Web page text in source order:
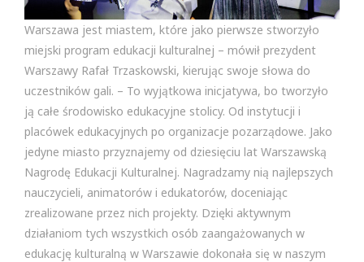
Warszawa jest miastem, które jako pierwsze stworzyło
miejski program edukacji kulturalnej – mówił prezydent
Warszawy Rafał Trzaskowski, kierując swoje słowa do
uczestników gali. – To wyjątkowa inicjatywa, bo tworzyło
ją całe środowisko edukacyjne stolicy. Od instytucji i
placówek edukacyjnych po organizacje pozarządowe. Jako
jedyne miasto przyznajemy od dziesięciu lat Warszawską
Nagrodę Edukacji Kulturalnej. Nagradzamy nią najlepszych
nauczycieli, animatorów i edukatorów, doceniając
zrealizowane przez nich projekty. Dzięki aktywnym
działaniom tych wszystkich osób zaangażowanych w
edukację kulturalną w Warszawie dokonała się w naszym